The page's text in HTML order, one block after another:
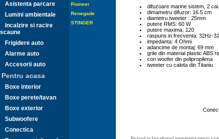
Asistenta parcare
Lumini ambientale
Incalzire si racire
scaune
Frigidere auto
Alarme auto
Accesorii auto
Pentru acasa
Boxe interior
Boxe perete/tavan
Boxe exterior
Subwoofere
Conectica
Pioneer
Renegade
STINGER
difuzoare marine sistem, 2 cai
dimametru difuzor: 16.5 cm
diametru tweeter : 25mm
putere RMS: 60 W
putere maxima: 120
raspuns in frecventa: 32Hz-
impedanta: 4 Ohmi
adancime de montaj: 69 mm
grile din material plastic ABS
con woofer din polipropilena
tweeter cu calota din Titaniu